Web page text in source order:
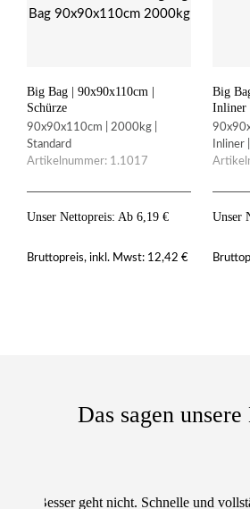
Big Bag | 90x90x110cm |
Schürze
90x90x110cm | 2000kg |
Standard
Artikelnummer: 1.1017
Unser Nettopreis: Ab 6,19 €
Bruttopreis, inkl. Mwst: 12,42 €
Big
Inliner
Inliner
Unser
Das sagen
„Besser geht nicht. Schnelle und